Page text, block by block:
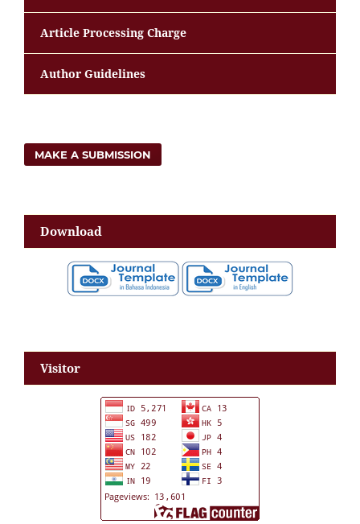
Article Processing Charge
Author Guidelines
MAKE A SUBMISSION
Download
Visitor